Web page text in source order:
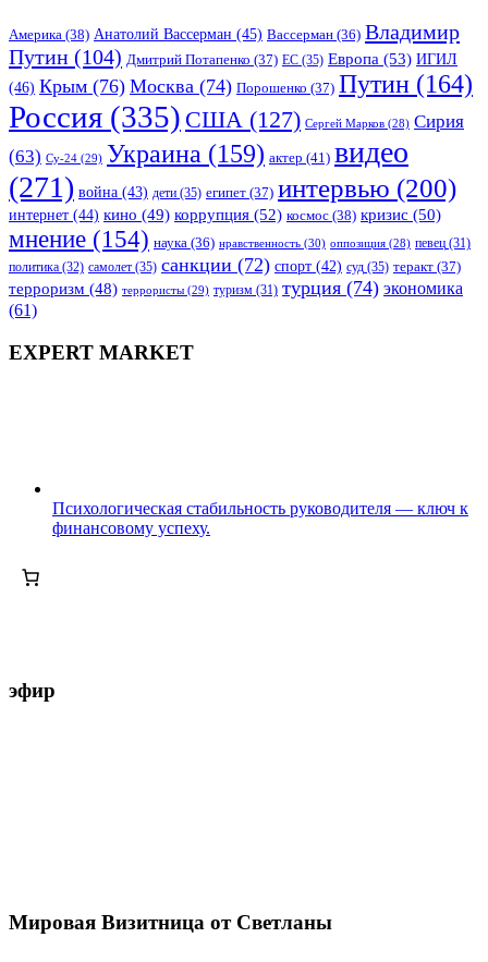
Америка (38) Анатолий Вассерман (45) Вассерман (36) Владимир
Путин (104) Дмитрий Потапенко (37) ЕС (35) Европа (53) ИГИЛ
(46) Крым (76) Москва (74) Порошенко (37) Путин (164)
Россия (335) США (127) Сергей Марков (28) Сирия
(63) Су-24 (29) Украина (159) актер (41) видео
(271) война (43) дети (35) египет (37) интервью (200)
интернет (44) кино (49) коррупция (52) космос (38) кризис (50)
мнение (154) наука (36) нравственность (30) оппозиция (28) певец (31)
политика (32) самолет (35) санкции (72) спорт (42) суд (35) теракт (37)
терроризм (48) террористы (29) туризм (31) турция (74) экономика
(61)
EXPERT MARKET
Психологическая стабильность руководителя — ключ к
финансовому успеху.
эфир
Мировая Визитница от Светланы